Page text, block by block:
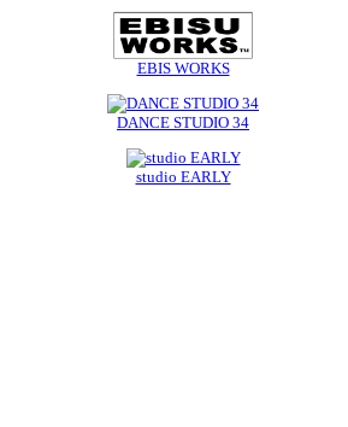
EBIS WORKS
DANCE STUDIO 34
studio EARLY